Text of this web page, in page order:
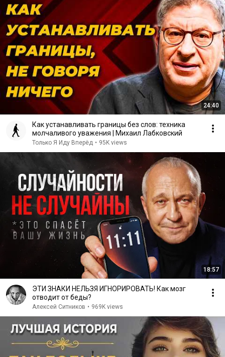
24:40
Как устанавливать границы без слов: техника
молчаливого уважения | Михаил Лабковский
Только Я Иду Вперёд • 95K views
18:57
ЭТИ ЗНАКИ НЕЛЬЗЯ ИГНОРИРОВАТЬ! Как мозг
отводит от беды?
Алексей Ситников • 969K views